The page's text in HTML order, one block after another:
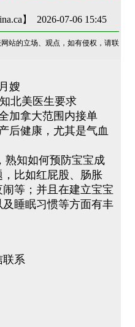
】 2026-07-06 15:45
站的立场、观点，如有侵权，请联
嫂
北美医生要求
加拿大范围内接单
后健康，尤其是气血
熟知如何预防宝宝成
比如红屁股、肠胀
等；并且在建立宝宝
睡眠习惯等方面有丰
联系